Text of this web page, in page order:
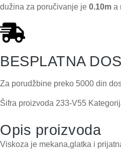
dužina za poručivanje je 0.10m a
BESPLATNA
Za porudžbine preko 5000 din
Šifra proizvoda 233-V55
Opis proizvoda
Viskoza je mekana,glatka i